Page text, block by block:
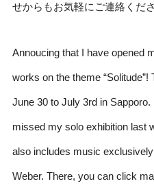
せからもお気軽にご連絡くだ
Annoucing that I have opened
works on the theme
June 30 to July 3rd in
missed my solo exhibition last
also includes music
Weber. There, you can click